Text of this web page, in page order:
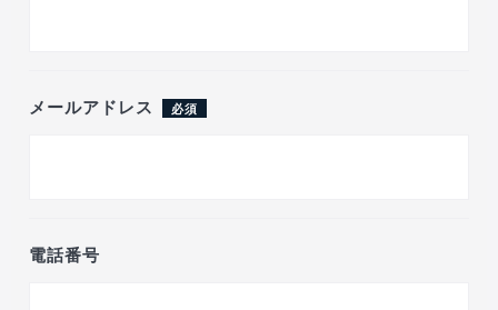
メールアドレス 必須
電話番号